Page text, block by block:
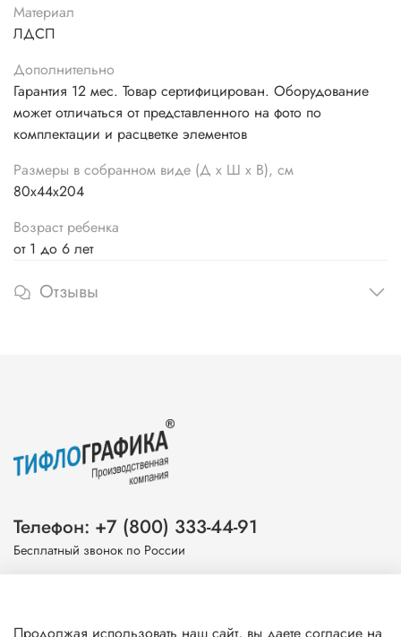
Материал
ЛДСП
Дополнительно
Гарантия 12 мес. Товар сертифицирован. Оборудование
может отличаться от представленного на фото по
комплектации и расцветке элементов
Размеры в собранном виде (Д х Ш х В), см
80х44х204
Возраст ребенка
от 1 до 6 лет
Отзывы
Телефон: +7 (800) 333-44-91
Бесплатный звонок по России